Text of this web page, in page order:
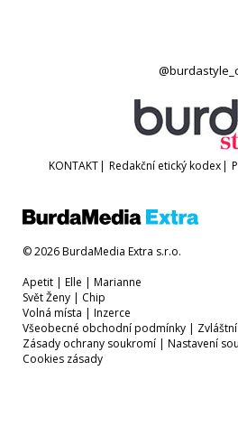
KONTAKT| Redakční etický kodex|
© 2026 BurdaMedia Extra s.r.o.
Apetit | Elle | Marianne
Svět Ženy | Chip
Volná místa | Inzerce
Všeobecné obchodní podmínky |
Zásady ochrany soukromí | Nastavení
Cookies zásady